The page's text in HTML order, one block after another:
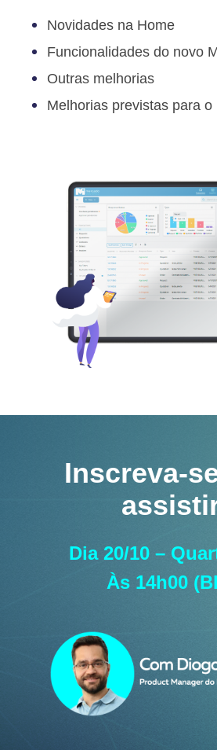
Novidades na Home
Funcionalidades do novo
Outras melhorias
Melhorias previstas para
Inscreva-
Dia 20/10 –
Às 14h00